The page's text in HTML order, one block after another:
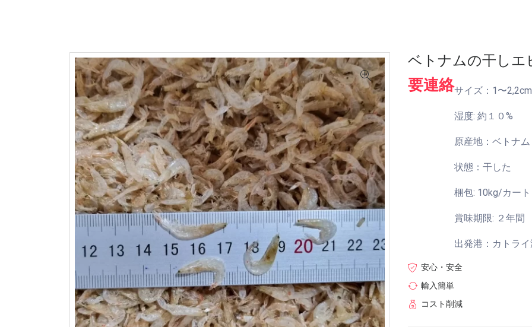
ベトナムの干しエ
要連絡サイズ：1〜2,2cm
湿度: 約１０%
原産地：ベトナム
状態：干した
梱包: 10kg/カー
賞味期限: ２年間
出発港：カトラ
安心・安全
輸入簡単
コスト削減